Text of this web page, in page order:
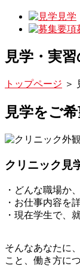
見学
見学・実
トップページ ＞
見学をご
クリニック見
・どんな職場か
・お仕事内容を
・現在学生で、
そんなあなたに
こと、働き方に